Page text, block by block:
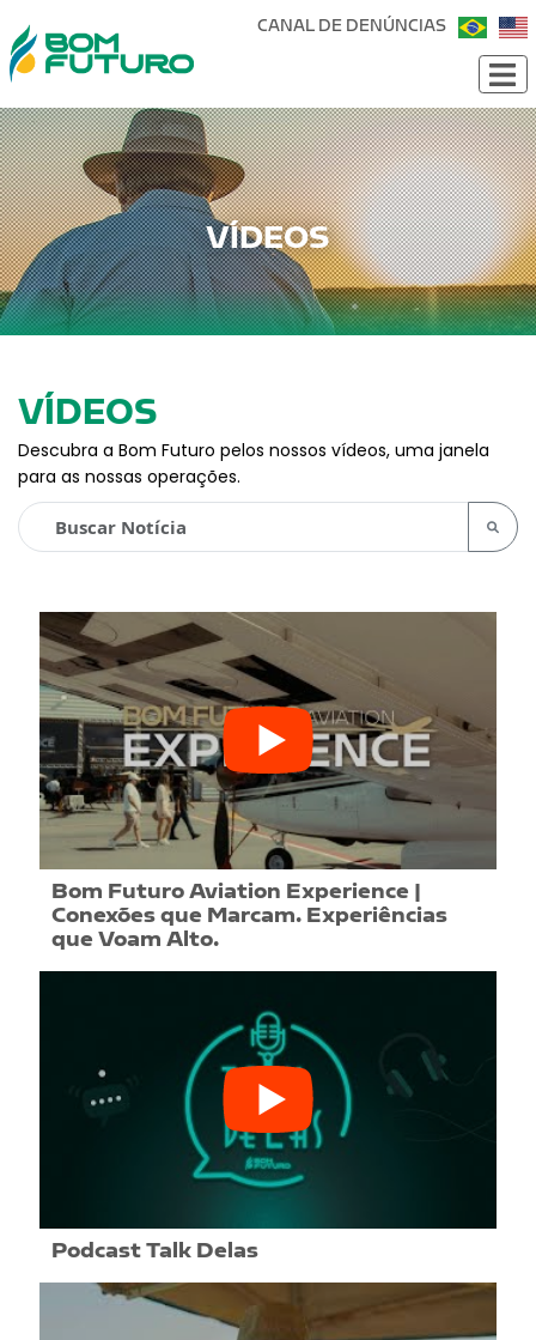
CANAL DE DENÚNCIAS
VÍDEOS
VÍDEOS
Descubra a Bom Futuro pelos nossos vídeos, uma janela
para as nossas operações.
Bom Futuro Aviation Experience |
Conexões que Marcam. Experiências
que Voam Alto.
Podcast Talk Delas